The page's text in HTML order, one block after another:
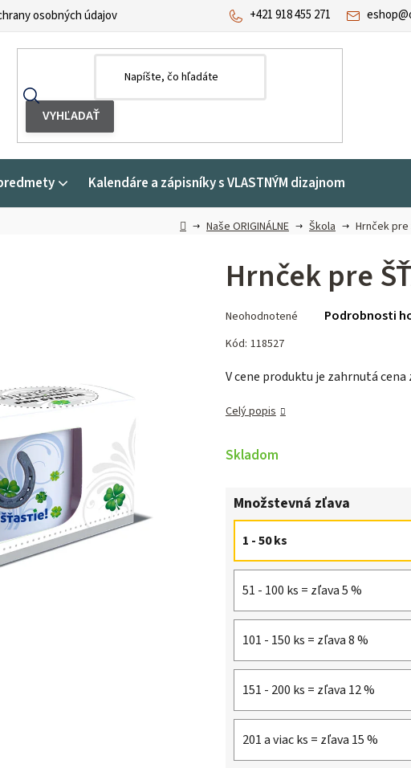
osobných údajov eshop@
+421 918 455 271
Kalendáre a zápisníky s VLASTNÝM dizajnom
DomovNaše ORIGINÁLNE Škola Hrnček pre
Hrnček pre
hodnotenie
produktu
0,0
hviezdičiek.
Neohodnotené Podrobnosti
Kód: 118527
V cene produktu je zahrnutá cena
Celý popis
Skladom
Množstevná zľava
1 - 50 ks
51 - 100 ks = zľava 5 %
101 - 150 ks = zľava 8 %
151 - 200 ks = zľava 12 %
201 a viac ks = zľava 15 %